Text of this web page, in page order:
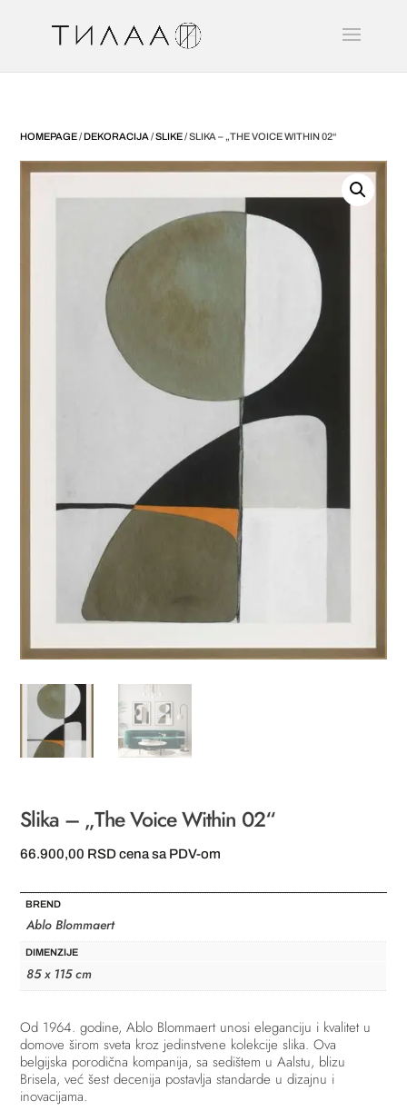
HOMEPAGE/DEKORACIJA /SLIKE/ SLIKA – „THE VOICE WITHIN 02“
Slika – „The Voice Within 02“
66.900,00 RSD cena sa PDV-om
BREND
Ablo Blommaert
DIMENZIJE
85 x 115 cm
Od 1964. godine, Ablo Blommaert unosi eleganciju i kvalitet u
domove širom sveta kroz jedinstvene kolekcije slika. Ova
belgijska porodična kompanija, sa sedištem u Aalstu, blizu
Brisela, već šest decenija postavlja standarde u dizajnu i
inovacijama.